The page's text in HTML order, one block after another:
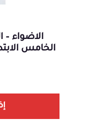
الاضواء –
الخامس